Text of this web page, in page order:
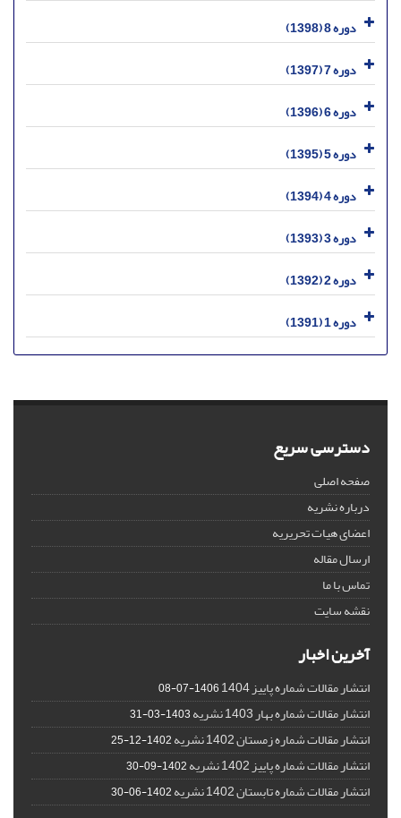
دوره 8 (1398)
دوره 7 (1397)
دوره 6 (1396)
دوره 5 (1395)
دوره 4 (1394)
دوره 3 (1393)
دوره 2 (1392)
دوره 1 (1391)
دسترسی سریع
صفحه اصلی
درباره نشریه
اعضای هیات تحریریه
ارسال مقاله
تماس با ما
نقشه سایت
آخرین اخبار
انتشار مقالات شماره پاییز 1404 1406-07-08
انتشار مقالات شماره بهار 1403 نشریه 1403-03-31
انتشار مقالات شماره زمستان 1402 نشریه 1402-12-25
انتشار مقالات شماره پاییز 1402 نشریه 1402-09-30
انتشار مقالات شماره تابستان 1402 نشریه 1402-06-30